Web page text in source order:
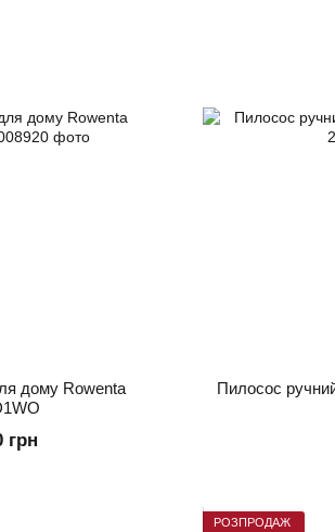
дому Rowenta
грн
Пилосос
РОЗПРОДАЖ